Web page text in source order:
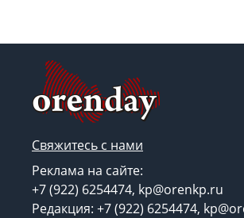
Свяжитесь с нами
Реклама на сайте:
+7 (922) 6254474, kp@orenkp.ru
Редакция: +7 (922) 6254474,